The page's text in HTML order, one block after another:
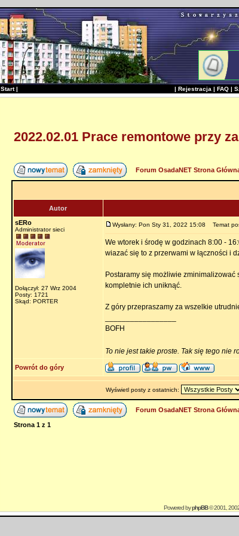
Start| | Rejestracja | FAQ |
2022.02.01 Prace remontowe przy
Forum OsadaNET Strona
Autor
sERo
Administrator sieci
Dołączył: 27 Wrz 2004
Posty: 1721
Skąd: PORTER
Wysłany: Pon Sty 31, 2022 15:08 Temat
We wtorek i środę w godzinach 8:00 -
wiazać się to z przerwami w łączności i
Postaramy się możliwie zminimalizować
kompletnie ich uniknąć.
Z góry przepraszamy za wszelkie
BOFH
To nie jest takie proste. Tak się tego nie
Powrót do góry
Wyświetl posty z ostatnich:
Forum OsadaNET Strona
Strona 1z 1
Powered byphpBB© 2001,